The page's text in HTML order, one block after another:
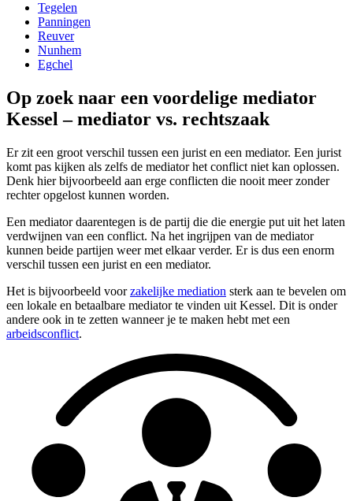
Tegelen
Panningen
Reuver
Nunhem
Egchel
Op zoek naar een voordelige mediator
Kessel – mediator vs. rechtszaak
Er zit een groot verschil tussen een jurist en een mediator. Een jurist
komt pas kijken als zelfs de mediator het conflict niet kan oplossen.
Denk hier bijvoorbeeld aan erge conflicten die nooit meer zonder
rechter opgelost kunnen worden.
Een mediator daarentegen is de partij die die energie put uit het laten
verdwijnen van een conflict. Na het ingrijpen van de mediator
kunnen beide partijen weer met elkaar verder. Er is dus een enorm
verschil tussen een jurist en een mediator.
Het is bijvoorbeeld voorzakelijke mediation sterk aan te bevelen om
een lokale en betaalbare mediator te vinden uit Kessel. Dit is onder
andere ook in te zetten wanneer je te maken hebt met een
arbeidsconflict.